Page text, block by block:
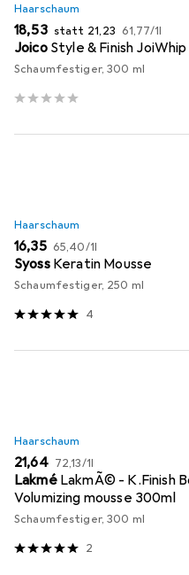
Haarschaum
EUR
18,53 statt EUR
21,23 EUR
61,77/1l
Joico Style & Finish JoiWhip
Schaumfestiger, 300 ml
Haarschaum
EUR
16,35 EUR
65,40/1l
Syoss Keratin Mousse
Schaumfestiger, 250 ml
4
Haarschaum
EUR
21,64 EUR
72,13/1l
Lakmé LakmÃ© - K.Finish
Volumizing mousse 300ml
Schaumfestiger, 300 ml
2